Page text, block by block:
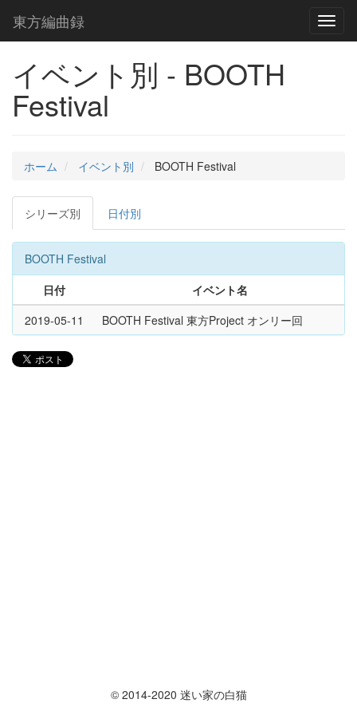
東方編曲録
イベント別 - BOOTH
Festival
ホーム イベント別 BOOTH Festival
シリーズ別 日付別
BOOTH Festival
日付
イベント名
2019-05-11
BOOTH Festival 東方Project オンリー回
© 2014-2020 迷い家の白猫